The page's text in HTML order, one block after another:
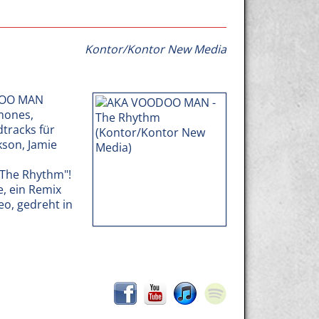
Kontor/Kontor New Media
MAN
für
Jamie
Rhythm"!
ein Remix
gedreht in